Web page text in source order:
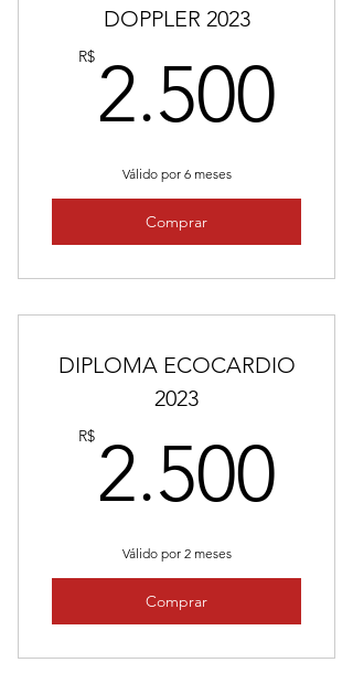
DOPPLER 2023
R$ 2.500
Válido por 6 meses
Comprar
DIPLOMA ECOCARDIO
2023
R$ 2.500
Válido por 2 meses
Comprar